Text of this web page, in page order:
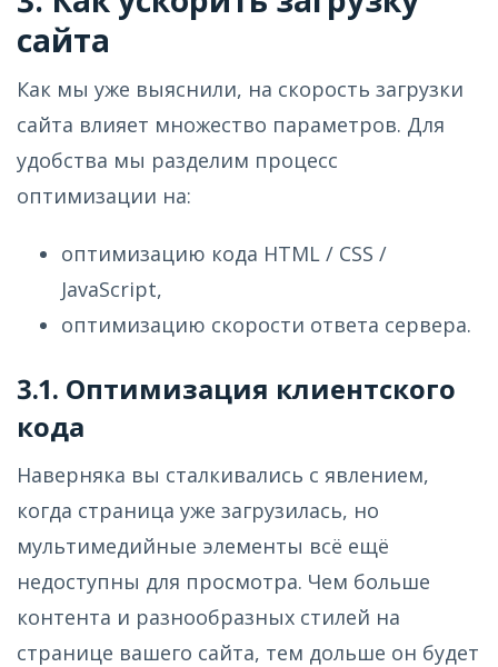
сайта
Как мы уже выяснили, на скорость загрузки
сайта влияет множество параметров. Для
удобства мы разделим процесс
оптимизации на:
оптимизацию кода HTML / CSS /
JavaScript,
оптимизацию скорости ответа сервера.
3.1. Оптимизация клиентского
кода
Наверняка вы сталкивались с явлением,
когда страница уже загрузилась, но
мультимедийные элементы всё ещё
недоступны для просмотра. Чем больше
контента и разнообразных стилей на
странице вашего сайта, тем дольше он будет